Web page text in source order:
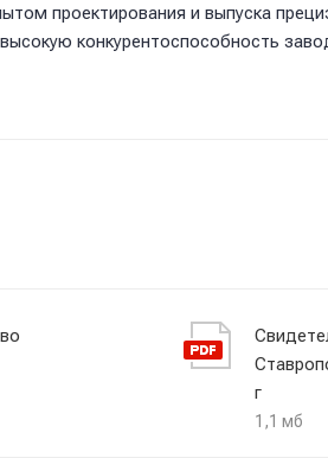
проектирования и выпуска
конкурентоспособность
г
1,1 мб